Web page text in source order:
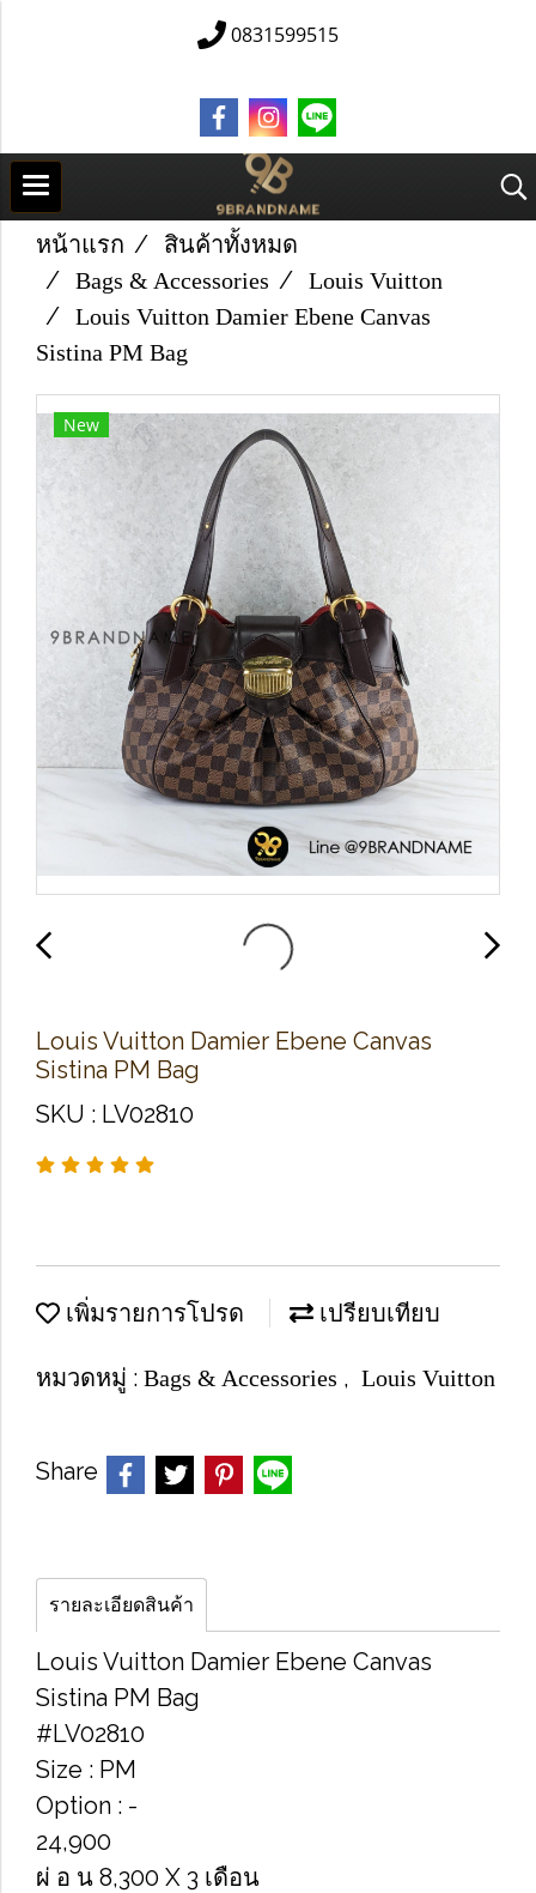
0831599515
หน้าแรก
สินค้าทั้งหมด
Bags & Accessories
Louis Vuitton
Louis Vuitton Damier Ebene Canvas
Sistina PM Bag
New
Louis Vuitton Damier Ebene Canvas
Sistina PM Bag
SKU : LV02810
เพิ่มรายการโปรด เปรียบเทียบ
หมวดหมู่ : Bags & Accessories , Louis Vuitton
Share
รายละเอียดสินค้า
Louis Vuitton Damier Ebene Canvas
Sistina PM Bag
#LV02810
Size : PM
Option : -
24,900
ผ่ อ น 8,300 X 3 เดือน